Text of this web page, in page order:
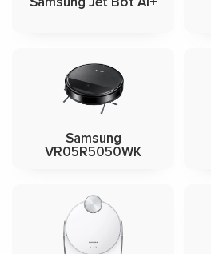
Samsung
VR05R5050WK